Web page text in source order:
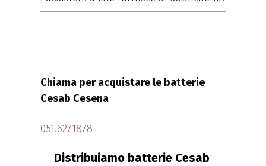
Chiama per acquistare le batterie
Cesab Cesena
051.6271878
Distribuiamo batterie Cesab